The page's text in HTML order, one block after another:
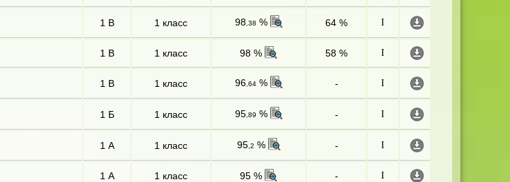
1 В 1 класс 98,38 % 64 % I
1 В 1 класс 98 % 58 % I
1 В 1 класс 96,64% - I
1 Б 1 класс 95,89 % - I
1 А 1 класс 95,2 % - I
1 А 1 класс 95 % - I